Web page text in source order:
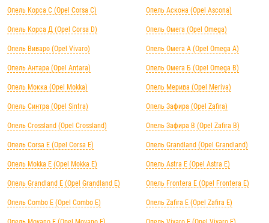
Опель Корса С (Opel Corsa C)
Опель Корса Д (Opel Corsa D)
Опель Виваро (Opel Vivaro)
Опель Антара (Opel Antara)
Опель Мокка (Opel Mokka)
Опель Синтра (Opel Sintra)
Опель Crossland (Opel Crossland)
Опель Corsa E (Opel Corsa E)
Опель Mokka E (Opel Mokka E)
Опель Grandland E (Opel Grandland E)
Опель Combo E (Opel Combo E)
Опель Аскона (Opel Ascona)
Опель Омега (Opel Omega)
Опель Омега А (Opel Omega A)
Опель Омега Б (Opel Omega B)
Опель Мерива (Opel Meriva)
Опель Зафира (Opel Zafira)
Опель Зафира B (Opel Zafira B)
Опель Grandland (Opel Grandland)
Опель Astra E (Opel Astra E)
Опель Frontera E (Opel Frontera E)
Опель Zafira E (Opel Zafira E)